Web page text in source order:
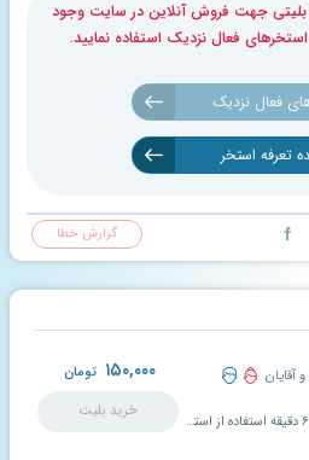
بلیتی جهت فروش آنلاین در سایت وجود
فعال نزدیک استفاده نمایید.
فعال نزدیک
تعرفه استخر
گزارش خطا
و آقایان ۱۵۰,۰۰۰ تومان
خرید بلیت
تعرفه مخصوص بانوان و آقایان برای ۶۰ دقیقه استفاده از استخر، سونا و جکوزی